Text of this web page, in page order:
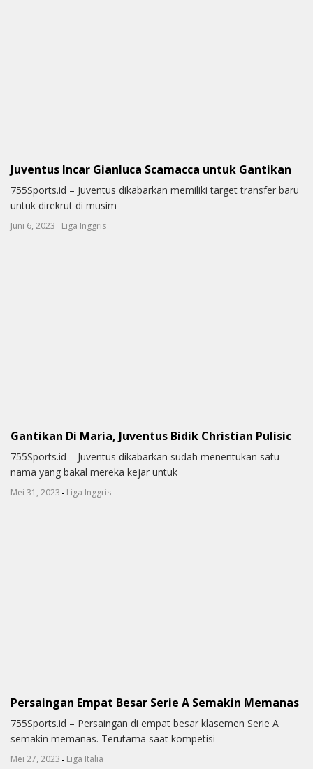
Juventus Incar Gianluca Scamacca untuk Gantikan
755Sports.id – Juventus dikabarkan memiliki target transfer baru
untuk direkrut di musim
Juni 6, 2023 - Liga Inggris
Gantikan Di Maria, Juventus Bidik Christian Pulisic
755Sports.id – Juventus dikabarkan sudah menentukan satu
nama yang bakal mereka kejar untuk
Mei 31, 2023 - Liga Inggris
Persaingan Empat Besar Serie A Semakin Memanas
755Sports.id – Persaingan di empat besar klasemen Serie A
semakin memanas. Terutama saat kompetisi
Mei 27, 2023 - Liga Italia